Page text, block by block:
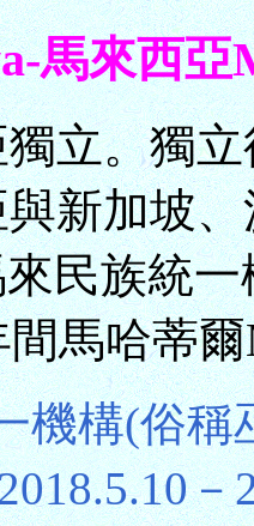
馬來西亞
立。獨
新加坡
民族統
間馬哈蒂
機構(俗稱
－